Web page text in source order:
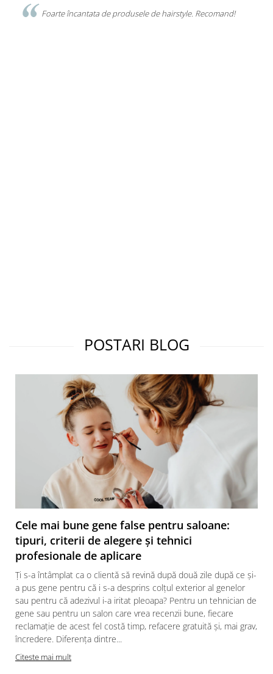
Îmi plac foarte mult genele false de la VISUEL. Sunt de
POSTARI BLOG
Cele mai bune gene false pentru saloane:
tipuri, criterii de alegere și tehnici
profesionale de aplicare
Ți s-a întâmplat ca o clientă să revină după două zile după ce și-
a pus gene pentru că i s-a desprins colțul exterior al genelor
sau pentru că adezivul i-a iritat pleoapa? Pentru un tehnician de
gene sau pentru un salon care vrea recenzii bune, fiecare
reclamație de acest fel costă timp, refacere gratuită și, mai grav,
încredere. Diferența dintre...
Citeste mai mult